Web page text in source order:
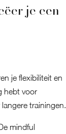
je een
je flexibiliteit en
hebt voor
trainingen.
mindful